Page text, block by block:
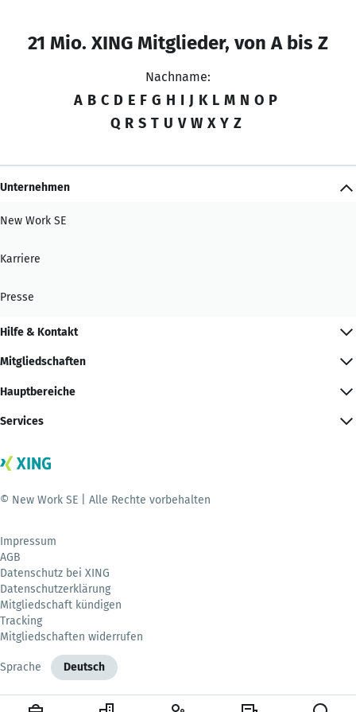
21 Mio. XING Mitglieder, von A bis Z
Nachname:
A B C D E F G H I J K L M N O P
Q R S T U V W X Y Z
Unternehmen
New Work SE
Karriere
Presse
Hilfe & Kontakt
Mitgliedschaften
Hauptbereiche
Services
© New Work SE | Alle Rechte vorbehalten
Impressum
AGB
Datenschutz bei XING
Datenschutzerklärung
Mitgliedschaft kündigen
Tracking
Mitgliedschaften widerrufen
Sprache Deutsch